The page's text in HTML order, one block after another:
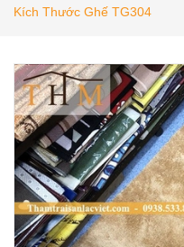
Kích Thước Ghế TG304